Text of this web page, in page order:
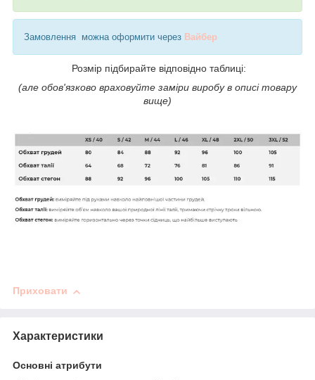
Замовлення можна оформити через Вайбер
Розмір підбирайте відповідно таблиці:
(але обов'язково враховуйте заміри виробу в описі товару
вище)
Приховати
Характеристики
Основні атрибути